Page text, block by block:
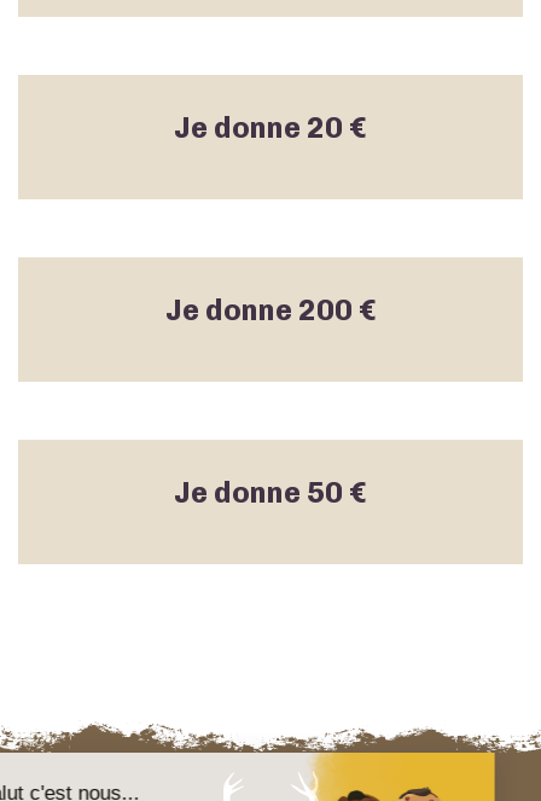
Je donne 20 €
Je donne 200 €
Je donne 50 €